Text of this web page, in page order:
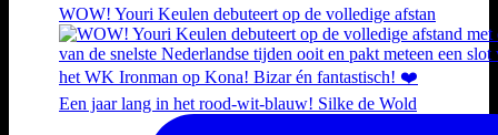
WOW! Youri Keulen debuteert op de volledige afstan
Een jaar lang in het rood-wit-blauw! Silke de Wold